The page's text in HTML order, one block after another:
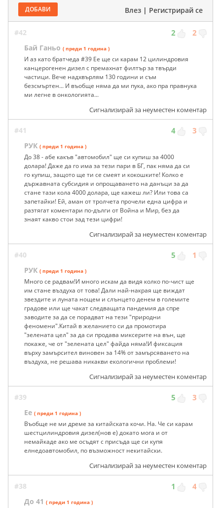
ДОБАВИ Влез | Регистрирай се
#42 2 2
Бай Ганьо ( преди 1 година )
И аз като братчеда #39 Ее ще си карам 12 цилиндровия
канцерогенен дизел с премахнат филтър за твърди
частици. Вече надхвърлям 130 години и съм
безсмъртен... И въобще няма да ми пука, ако пра правнука
ми легне в онкологията...
Сигнализирай за неуместен коментар
#41 4 3
РУК ( преди 1 година )
До 38 - абе какъв "автомобил" ще си купиш за 4000
долара! Даже да го има за тези пари в БГ, пак няма да си
го купиш, защото ще ти се смеят и кокошките! Колко е
държавната субсидия и опрощаването на данъци за да
стане тази кола 4000 долара, ще кажеш ли? Или това са
запетайки! Ей, аман от тролчета прочели една цифра и
разтягат коментари по-дълги от Война и Мир, без да
знаят какво стои зад тези цифри!
Сигнализирай за неуместен коментар
#40 5 1
РУК ( преди 1 година )
Много се радвам!И много искам да видя колко по-чист ще
им стане въздуха от това! Дали най-накрая ще виждат
звездите и луната нощем и слънцето денем в големите
градове или ще чакат следващата пандемия да спре
заводите за да се порадват на тези "природни
феномени".Китай в желанието си да промотира
"зелената цел" за да си продава миксерите на вън, ще
покаже, че от "зелената цел" файда няма!И фиксация
върху замърсител виновен за 14% от замърсяването на
въздуха, не решава никакви екологични проблеми!
Сигнализирай за неуместен коментар
#39 5 3
Ее ( преди 1 година )
Въобще не ми дреме за китайската кочи. На. Че си карам
шестцилиндровия дизел(нов е) докато мога и от
немайкаде ако ме осъдят с присъда ще си купя
елнедоавтомобил, по възможност некитайски.
Сигнализирай за неуместен коментар
#38 1 4
До 41 ( преди 1 година )